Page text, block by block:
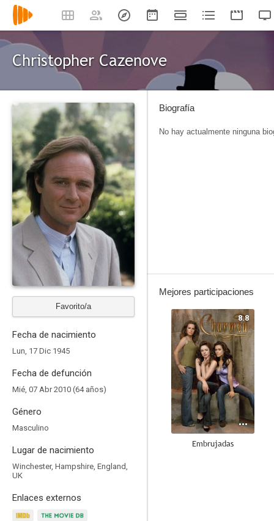
Christopher Cazenove
Favorito/a
Fecha de nacimiento
Lun, 17 Dic 1945
Fecha de defunción
Mié, 07 Abr 2010 (64 años)
Género
Masculino
Lugar de nacimiento
Winchester, Hampshire, England,
UK
Enlaces externos
Biografía
No hay actualmente ninguna
Mejores participaciones
8.8
Embrujadas